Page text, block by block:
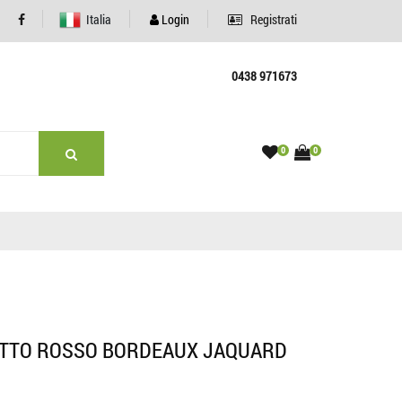
Italia Login Registrati
0438 971673
0 0
ROSSO BORDEAUX JAQUARD